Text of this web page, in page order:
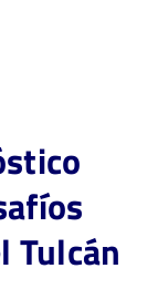
Tulcán